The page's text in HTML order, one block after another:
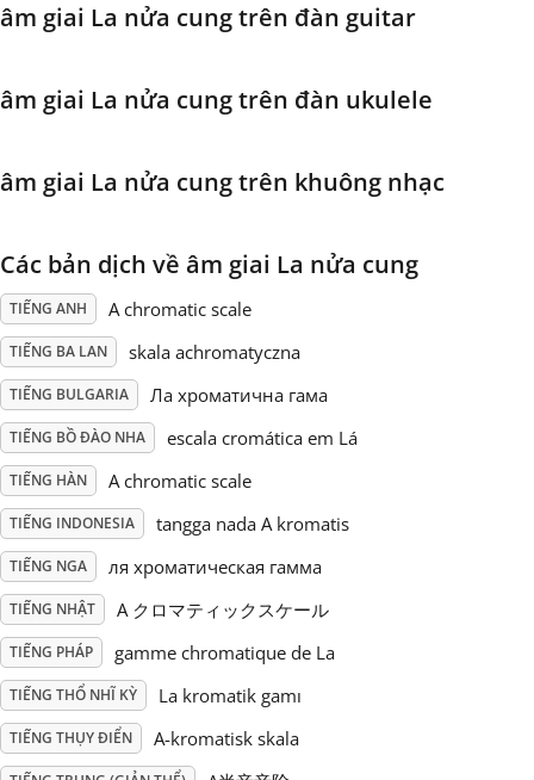
Русский
Svenska
Tiếng Việt
Türkçe
Українська
简体中文
繁體中文
âm giai La nửa cung trên đàn guitar
âm giai La nửa cung trên đàn ukulele
âm giai La nửa cung trên khuông nhạc
Các bản dịch về âm giai La nửa cung
TIẾNG ANH A chromatic scale
TIẾNG BA LAN skala achromatyczna
TIẾNG BULGARIA Ла хроматична гама
TIẾNG BỒ ĐÀO NHA escala cromática em Lá
TIẾNG HÀN A chromatic scale
TIẾNG INDONESIA tangga nada A kromatis
TIẾNG NGA ля хроматическая гамма
TIẾNG NHẬT A クロマティックスケール
TIẾNG PHÁP gamme chromatique de La
TIẾNG THỔ NHĨ KỲ La kromatik gamı
TIẾNG THỤY ĐIỂN A-kromatisk skala